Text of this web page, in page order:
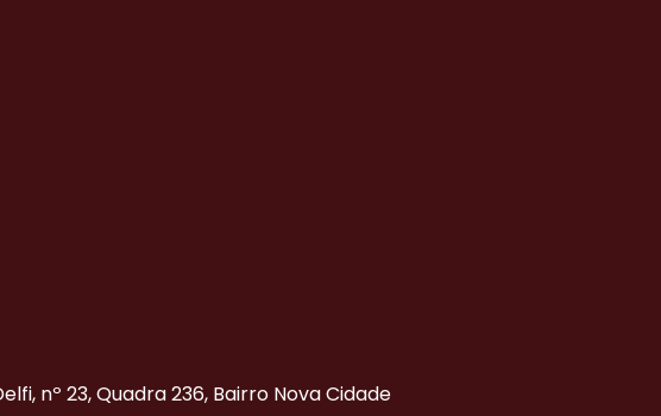
nº 23, Quadra 236, Bairro Nova Cidade